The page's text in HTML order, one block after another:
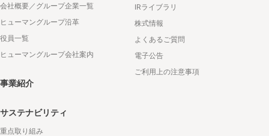
会社概要／グループ企業一覧
ヒューマングループ沿革
役員一覧
ヒューマングループ会社案内
事業紹介
サステナビリティ
重点取り組み
IRライブラリ
株式情報
よくあるご質問
電子公告
ご利用上の注意事項